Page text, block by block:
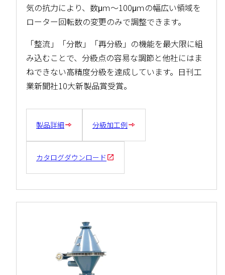
気の抗力により、数μｍ～100μｍの幅広い領域を
ローター回転数の変更のみで調整できます。
「整流」「分散」「再分級」の機能を最大限に組
み込むことで、分級点の容易な調節と他社にはま
ねできない高精度分級を達成しています。日刊工
業新聞社10大新製品賞受賞。
製品詳細 分級加工例
カタログダウンロード